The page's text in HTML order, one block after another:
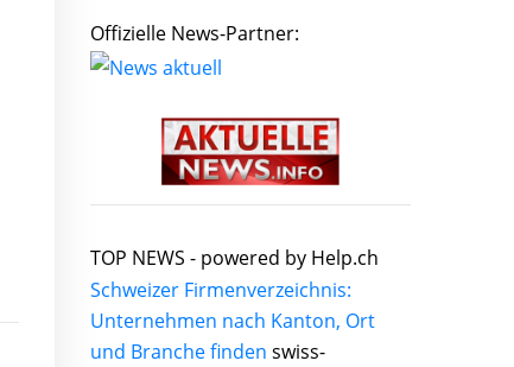
Offizielle News-Partner:
TOP NEWS - powered by Help.ch
Schweizer Firmenverzeichnis:
Unternehmen nach Kanton, Ort
und Branche finden swiss-